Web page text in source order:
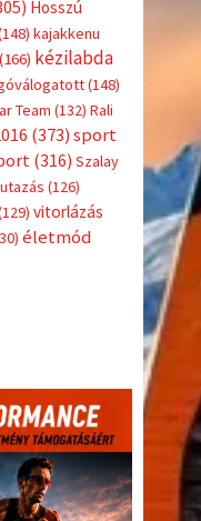
Hosszú
kajakkenu
kézilabda
(148)
Team(132)Rali